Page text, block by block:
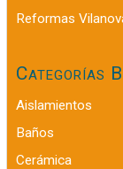
Reformas
Categorías
Aislamientos
Baños
Cerámica